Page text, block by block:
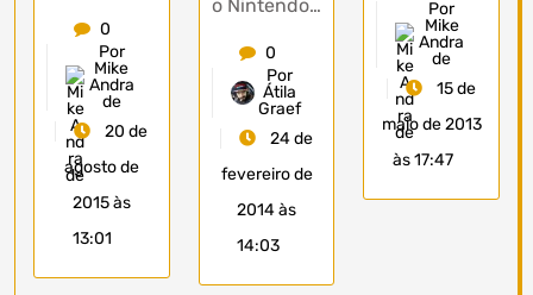
0
Por
Mike
Andra
de
20 de
agosto de
2015 às
13:01
o Nintendo…
0
Por
Átila
Graef
24 de
fevereiro de
2014 às
14:03
Por
Mike
Andra
de
15 de
maio de 2013
às 17:47